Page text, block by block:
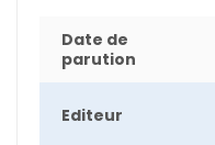
Date de
parution
Editeur